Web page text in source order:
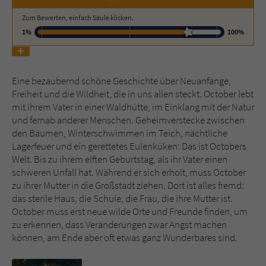
Zum Bewerten, einfach Säule klicken.
1%
100%
Eine bezaubernd schöne Geschichte über Neuanfänge,
Freiheit und die Wildheit, die in uns allen steckt. October lebt
mit ihrem Vater in einer Waldhütte, im Einklang mit der Natur
und fernab anderer Menschen. Geheimverstecke zwischen
den Bäumen, Winterschwimmen im Teich, nächtliche
Lagerfeuer und ein gerettetes Eulenküken: Das ist Octobers
Welt. Bis zu ihrem elften Geburtstag, als ihr Vater einen
schweren Unfall hat. Während er sich erholt, muss October
zu ihrer Mutter in die Großstadt ziehen. Dort ist alles fremd:
das sterile Haus, die Schule, die Frau, die ihre Mutter ist.
October muss erst neue wilde Orte und Freunde finden, um
zu erkennen, dass Veränderungen zwar Angst machen
können, am Ende aber oft etwas ganz Wunderbares sind.
Name tx_pwcomments_ahash
Anbieter
Laufzeit 1 Jahr
Zweck Cookie für Kommentare einzelner Buchtitel
Name fe_typo_user
Anbieter Literatur-Couch Medien GmbH & Co. KG
Laufzeit Session
Dieses Cookie gewährleistet die
Kommunikation der Webseite mit dem